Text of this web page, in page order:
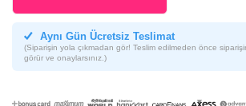
Aynı Gün Ücretsiz Teslimat
(Siparişin yola çıkmadan gör! Teslim edilmeden önce
görür ve onaylarsınız.)